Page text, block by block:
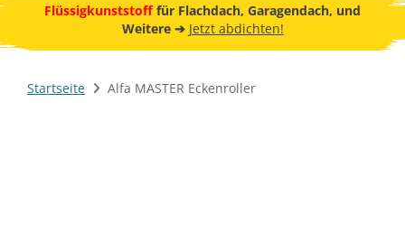
Flüssigkunststofffür Flachdach, Garagendach, und
Weitere ➔ Jetzt abdichten!
Startseite Alfa MASTER Eckenroller